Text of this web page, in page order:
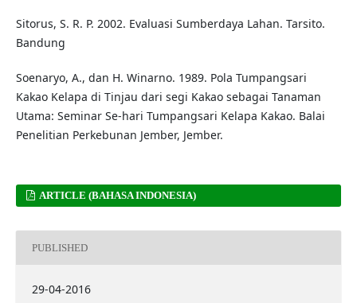
Sitorus, S. R. P. 2002. Evaluasi Sumberdaya Lahan. Tarsito.
Bandung
Soenaryo, A., dan H. Winarno. 1989. Pola Tumpangsari
Kakao Kelapa di Tinjau dari segi Kakao sebagai Tanaman
Utama: Seminar Se-hari Tumpangsari Kelapa Kakao. Balai
Penelitian Perkebunan Jember, Jember.
ARTICLE (BAHASA INDONESIA)
PUBLISHED
29-04-2016